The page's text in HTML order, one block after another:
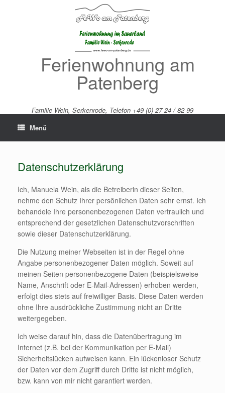
Ferienwohnung am
Patenberg
Familie Wein, Serkenrode, Telefon +49 (0) 27 24 / 82 99
Menü
Datenschutzerklärung
Ich, Manuela Wein, als die Betreiberin dieser Seiten,
nehme den Schutz Ihrer persönlichen Daten sehr ernst. Ich
behandele Ihre personenbezogenen Daten vertraulich und
entsprechend der gesetzlichen Datenschutzvorschriften
sowie dieser Datenschutzerklärung.
Die Nutzung meiner Webseiten ist in der Regel ohne
Angabe personenbezogener Daten möglich. Soweit auf
meinen Seiten personenbezogene Daten (beispielsweise
Name, Anschrift oder E-Mail-Adressen) erhoben werden,
erfolgt dies stets auf freiwilliger Basis. Diese Daten werden
ohne Ihre ausdrückliche Zustimmung nicht an Dritte
weitergegeben.
Ich weise darauf hin, dass die Datenübertragung im
Internet (z.B. bei der Kommunikation per E-Mail)
Sicherheitslücken aufweisen kann. Ein lückenloser Schutz
der Daten vor dem Zugriff durch Dritte ist nicht möglich,
bzw. kann von mir nicht garantiert werden.